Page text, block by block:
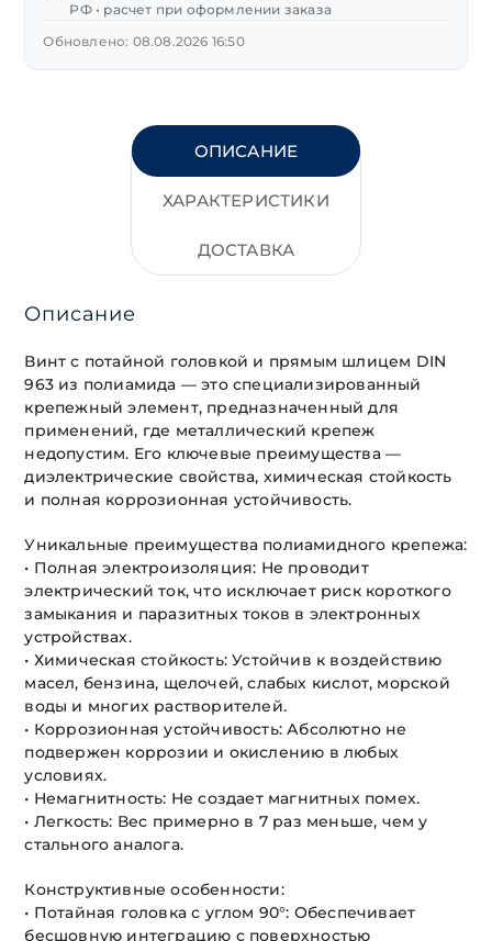
РФ • расчет при оформлении заказа
Обновлено: 08.08.2026 16:50
ОПИСАНИЕ
ХАРАКТЕРИСТИКИ
ДОСТАВКА
Описание
Винт с потайной головкой и прямым шлицем DIN
963 из полиамида — это специализированный
крепежный элемент, предназначенный для
применений, где металлический крепеж
недопустим. Его ключевые преимущества —
диэлектрические свойства, химическая стойкость
и полная коррозионная устойчивость.
Уникальные преимущества полиамидного крепежа:
• Полная электроизоляция: Не проводит
электрический ток, что исключает риск короткого
замыкания и паразитных токов в электронных
устройствах.
• Химическая стойкость: Устойчив к воздействию
масел, бензина, щелочей, слабых кислот, морской
воды и многих растворителей.
• Коррозионная устойчивость: Абсолютно не
подвержен коррозии и окислению в любых
условиях.
• Немагнитность: Не создает магнитных помех.
• Легкость: Вес примерно в 7 раз меньше, чем у
стального аналога.
Конструктивные особенности:
• Потайная головка с углом 90°: Обеспечивает
бесшовную интеграцию с поверхностью